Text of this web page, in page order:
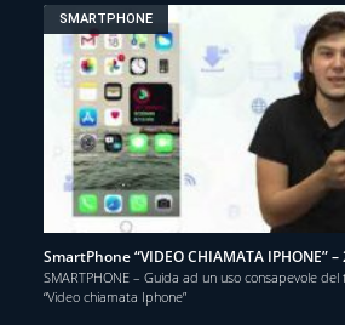
SMARTPHONE
SmartPhone “VIDEO CHIAMATA IPHONE”
SMARTPHONE – Guida ad un uso consapevole
“Video chiamata Iphone”